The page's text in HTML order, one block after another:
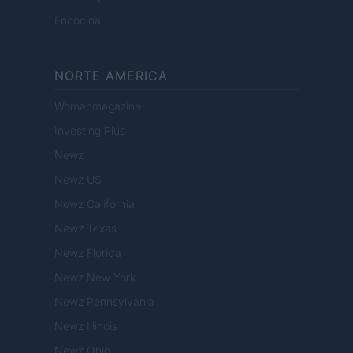
Encocina
NORTE AMERICA
Womanmagazine
Investing Plus
Newz
Newz US
Newz California
Newz Texas
Newz Florida
Newz New York
Newz Pennsylvania
Newz Illinois